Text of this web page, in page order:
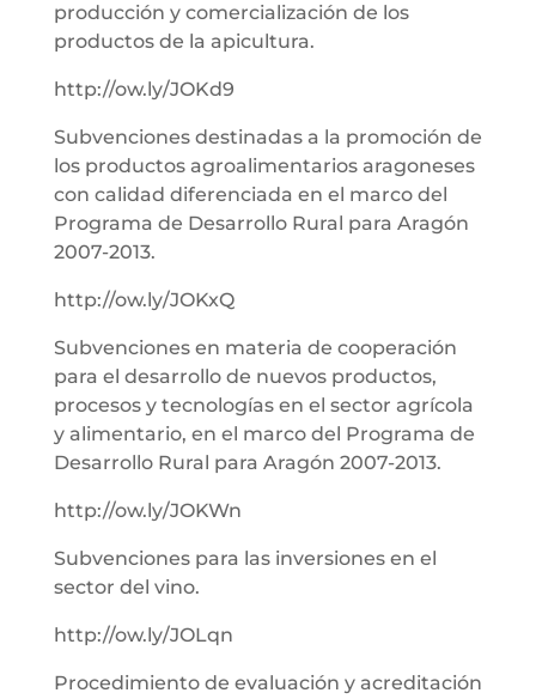
producción y comercialización de los
productos de la apicultura.
http://ow.ly/JOKd9
Subvenciones destinadas a la promoción de
los productos agroalimentarios aragoneses
con calidad diferenciada en el marco del
Programa de Desarrollo Rural para Aragón
2007-2013.
http://ow.ly/JOKxQ
Subvenciones en materia de cooperación
para el desarrollo de nuevos productos,
procesos y tecnologías en el sector agrícola
y alimentario, en el marco del Programa de
Desarrollo Rural para Aragón 2007-2013.
http://ow.ly/JOKWn
Subvenciones para las inversiones en el
sector del vino.
http://ow.ly/JOLqn
Procedimiento de evaluación y acreditación